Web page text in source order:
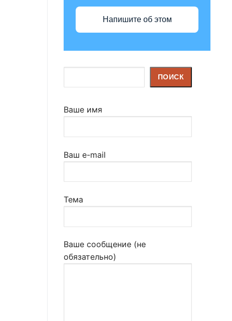
Напишите об этом
ПОИСК
Ваше имя
Ваш e-mail
Тема
Ваше сообщение (не
обязательно)